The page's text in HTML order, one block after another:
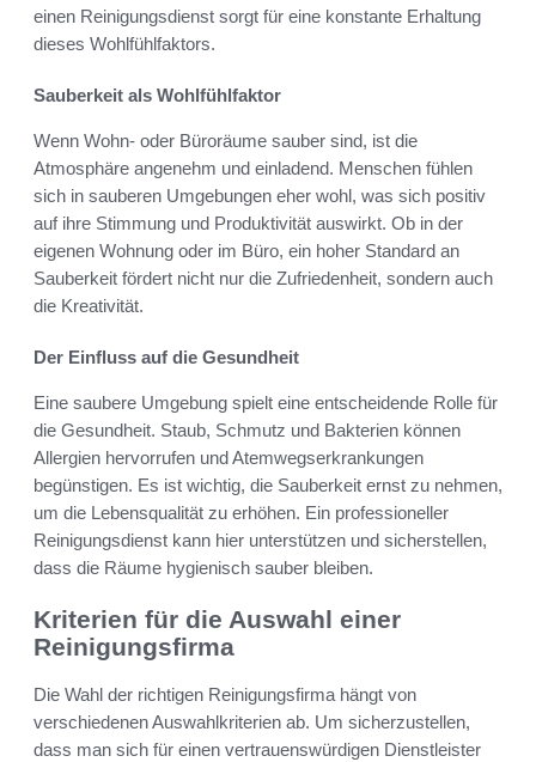
einen Reinigungsdienst sorgt für eine konstante Erhaltung
dieses Wohlfühlfaktors.
Sauberkeit als Wohlfühlfaktor
Wenn Wohn- oder Büroräume sauber sind, ist die
Atmosphäre angenehm und einladend. Menschen fühlen
sich in sauberen Umgebungen eher wohl, was sich positiv
auf ihre Stimmung und Produktivität auswirkt. Ob in der
eigenen Wohnung oder im Büro, ein hoher Standard an
Sauberkeit fördert nicht nur die Zufriedenheit, sondern auch
die Kreativität.
Der Einfluss auf die Gesundheit
Eine saubere Umgebung spielt eine entscheidende Rolle für
die Gesundheit. Staub, Schmutz und Bakterien können
Allergien hervorrufen und Atemwegserkrankungen
begünstigen. Es ist wichtig, die Sauberkeit ernst zu nehmen,
um die Lebensqualität zu erhöhen. Ein professioneller
Reinigungsdienst kann hier unterstützen und sicherstellen,
dass die Räume hygienisch sauber bleiben.
Kriterien für die Auswahl einer
Reinigungsfirma
Die Wahl der richtigen Reinigungsfirma hängt von
verschiedenen Auswahlkriterien ab. Um sicherzustellen,
dass man sich für einen vertrauenswürdigen Dienstleister